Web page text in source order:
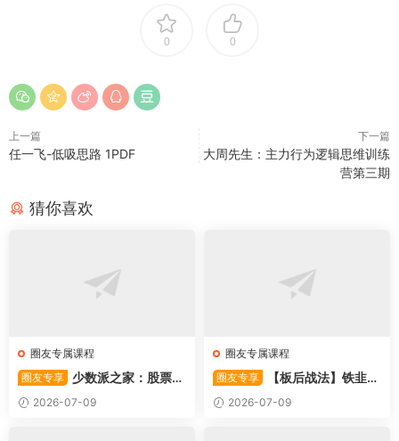
0 0
上一篇
任一飞-低吸思路 1PDF
下一篇
大周先生：主力行为逻辑思维训练
营第三期
猜你喜欢
圈友专属课程
圈友专享
少数派之家：股票操
作系统—从入门到精通
2026-07-09
圈友专属课程
圈友专享
【板后战法】铁韭菜
板后强势战法
2026-07-09